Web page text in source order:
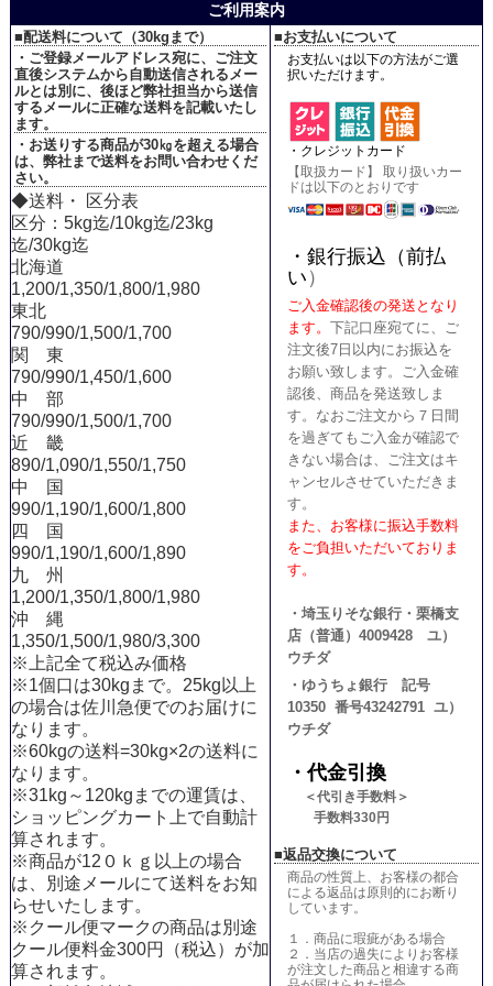
ご利用案内
■配送料について（30kgまで）
・ご登録メールアドレス宛に、ご注文
直後システムから自動送信されるメー
ルとは別に、後ほど弊社担当から送信
するメールに正確な送料を記載いたし
ます。
・お送りする商品が30㎏を超える場合
は、弊社まで送料をお問い合わせくだ
さい。
◆送料・ 区分表
区分：5kg迄/10kg迄/23kg
迄/30kg迄
北海道
1,200/1,350/1,800/1,980
東北
790/990/1,500/1,700
関 東
790/990/1,450/1,600
中 部
790/990/1,500/1,700
近 畿
890/1,090/1,550/1,750
中 国
990/1,190/1,600/1,800
四 国
990/1,190/1,600/1,890
九 州
1,200/1,350/1,800/1,980
沖 縄
1,350/1,500/1,980/3,300
※上記全て税込み価格
※1個口は30kgまで。25kg以上
の場合は佐川急便でのお届けに
なります。
※60kgの送料=30kg×2の送料に
なります。
※31kg～120kgまでの運賃は、
ショッピングカート上で自動計
算されます。
※商品が12０ｋｇ以上の場合
は、別途メールにて送料をお知
らせいたします。
※クール便マークの商品は別途
クール便料金300円（税込）が加
算されます。
■お支払いについて
お支払いは以下の方法がご選
択いただけます。
・クレジットカード
【取扱カード】 取り扱いカー
ドは以下のとおりです
・銀行振込（前払
い ）
ご入金確認後の発送となり
ます。 下記口座宛てに、ご
注文後7日以内にお振込を
お願い致します。ご入金確
認後、商品を発送致しま
す。なおご注文から７日間
を過ぎてもご入金が確認で
きない場合は、ご注文はキ
ャンセルさせていただきま
す。
また、お客様に振込手数料
をご負担いただいておりま
す。
・埼玉りそな銀行・栗橋支
店（普通）4009428 ユ）
ウチダ
・ゆうちょ銀行 記号
10350 番号43242791 ユ）
ウチダ
・代金引換
＜代引き手数料＞
手数料330円
■返品交換について
商品の性質上、お客様の都合
による返品は原則的にお断り
しています。
１．商品に瑕疵がある場合
２．当店の過失によりお客様
が注文した商品と相違する商